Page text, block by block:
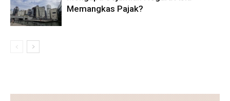
Memangkas Pajak?